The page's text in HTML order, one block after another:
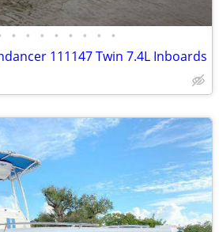
• • • • • • • •
111147 Twin 7.4L Inboards